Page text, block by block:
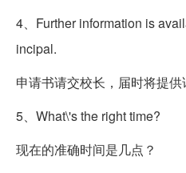
4、Further information is
incipal.
申请书请交校长，届时将提供
5、What\'s the right time?
现在的准确时间是几点？